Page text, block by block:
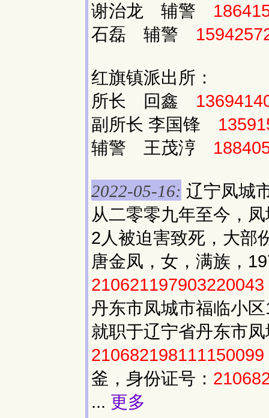
谢治龙 辅警
石磊 辅警
红旗镇派出所：
所长 回鑫
副所长 李国锋
辅警 王茂涥
2022-05-16: 辽宁凤城
从二零零九年至今，
2人被迫害致死，大部
唐金凤，女，满族，
210621197903220043
丹东市凤城市福临小
就职于辽宁省丹东市
210682198111150099
釜，身份证号：
... 更多